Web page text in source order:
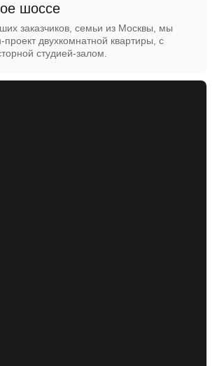
шоссе
заказчиков, семьи из Москвы, мы
двухкомнатной квартиры, с
студией-залом.